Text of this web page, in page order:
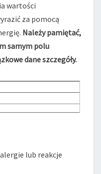
wartości
za pomocą
Należy pamiętać,
samym polu
dane szczegóły.
lub reakcje